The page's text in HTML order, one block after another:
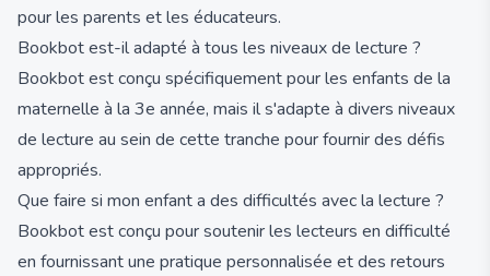
pour les parents et les éducateurs.
Bookbot est-il adapté à tous les niveaux de lecture ?
Bookbot est conçu spécifiquement pour les enfants de la
maternelle à la 3e année, mais il s'adapte à divers niveaux
de lecture au sein de cette tranche pour fournir des défis
appropriés.
Que faire si mon enfant a des difficultés avec la lecture ?
Bookbot est conçu pour soutenir les lecteurs en difficulté
en fournissant une pratique personnalisée et des retours